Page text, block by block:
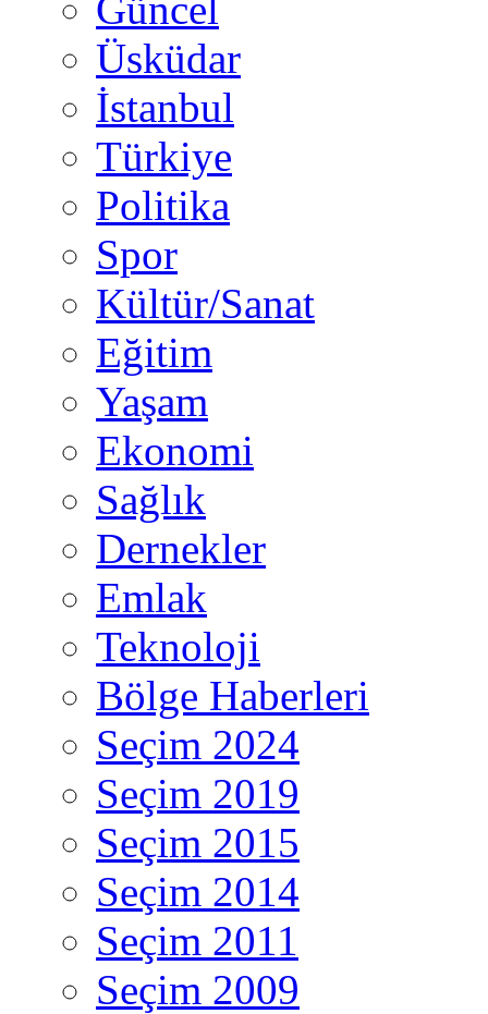
Üsküdar
İstanbul
Türkiye
Politika
Spor
Kültür/Sanat
Eğitim
Yaşam
Ekonomi
Sağlık
Dernekler
Emlak
Teknoloji
Bölge Haberleri
Seçim 2024
Seçim 2019
Seçim 2015
Seçim 2014
Seçim 2011
Seçim 2009